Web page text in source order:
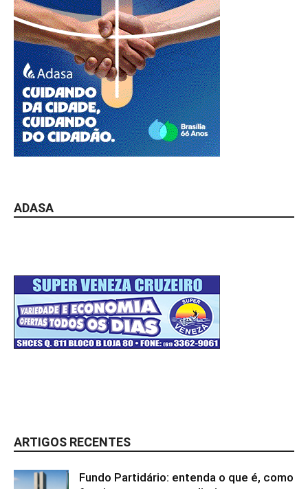
ADASA
ARTIGOS RECENTES
Fundo Partidário: entenda o que é, como